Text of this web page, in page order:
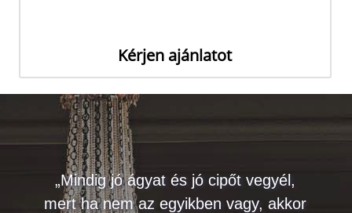
Kérjen ajánlatot
„Mindig jó ágyat és jó cipőt vegyél,
mert ha nem az egyikben vagy, akkor